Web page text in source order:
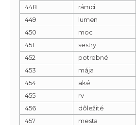
448
rámci
449
lumen
450
moc
451
sestry
452
potrebné
453
mája
454
aké
455
rv
456
dôležité
457
mesta